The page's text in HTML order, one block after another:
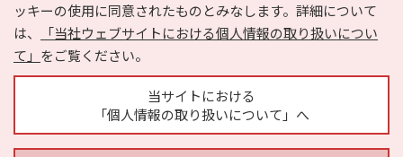
ッキーの使用に同意されたものとみなします。詳細について
は、
「当社ウェブサイトにおける個人情報の取り扱いについ
て」 をご覧ください。
当サイトにおける
「個人情報の取り扱いについて」へ
利用規約
個人情報の取り扱いについて
運営会社
サイトマップ
広告掲載に関するお問い合わせ